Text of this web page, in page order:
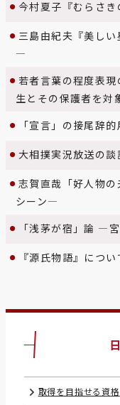
今村夏子『むらさき
三島由紀夫『美し
―
若者言葉の程度表
生とその保護者を対
「宣言」の接尾辞
大相撲実況放送の談
志賀直哉「好人物
シーン―
「浅茅が宿」論 ―
『源氏物語』につ
取得を目指せる資格